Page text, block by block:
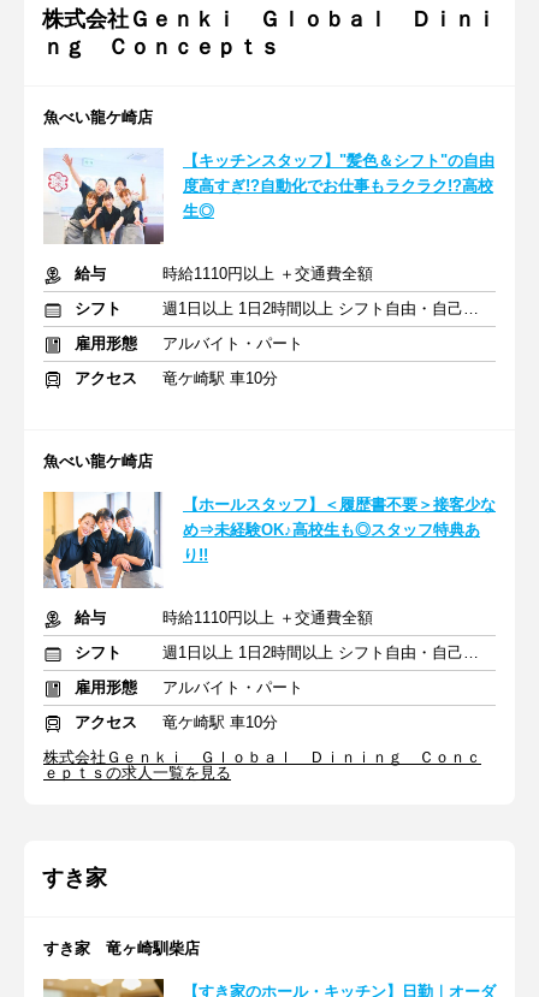
株式会社Ｇｅｎｋｉ Ｇｌｏｂａｌ Ｄｉｎｉ
ｎｇ Ｃｏｎｃｅｐｔｓ
魚べい龍ケ崎店
【キッチンスタッフ】"髪色＆シフト"の自由
度高すぎ!?自動化でお仕事もラクラク!?高校
生◎
給与
時給1110円以上 ＋交通費全額
シフト
週1日以上 1日2時間以上 シフト自由・自己申告
雇用形態
アルバイト・パート
アクセス
竜ケ崎駅 車10分
魚べい龍ケ崎店
【ホールスタッフ】＜履歴書不要＞接客少な
め⇒未経験OK♪高校生も◎スタッフ特典あ
り!!
給与
時給1110円以上 ＋交通費全額
シフト
週1日以上 1日2時間以上 シフト自由・自己申告
雇用形態
アルバイト・パート
アクセス
竜ケ崎駅 車10分
株式会社Ｇｅｎｋｉ Ｇｌｏｂａｌ Ｄｉｎｉｎｇ Ｃｏｎｃ
ｅｐｔｓの求人一覧を見る
すき家
すき家 竜ヶ崎馴柴店
【すき家のホール・キッチン】日勤｜オーダ